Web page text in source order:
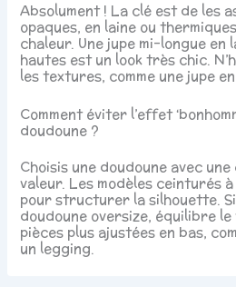
Absolument ! La clé est de les
opaques, en laine ou
chaleur. Une jupe mi-longue en
hautes est un look très chic.
les textures, comme une jupe
Comment éviter l’effet
doudoune ?
Choisis une doudoune avec
valeur. Les modèles ceinturés
pour structurer la silhouette.
doudoune oversize, équilibre
pièces plus ajustées en bas,
un legging.